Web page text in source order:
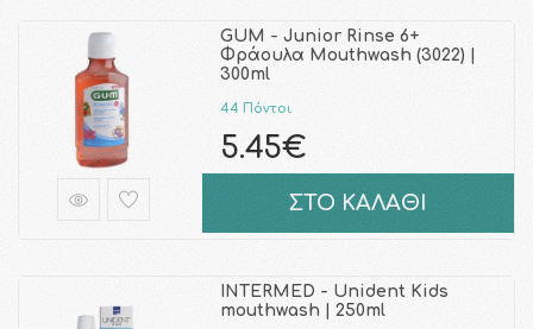
GUM - Junior Rinse 6+
Φράουλα Mouthwash (3022) |
300ml
44 Πόντοι
5.45€
ΣΤΟ ΚΑΛΑΘΙ
INTERMED - Unident Kids
mouthwash | 250ml